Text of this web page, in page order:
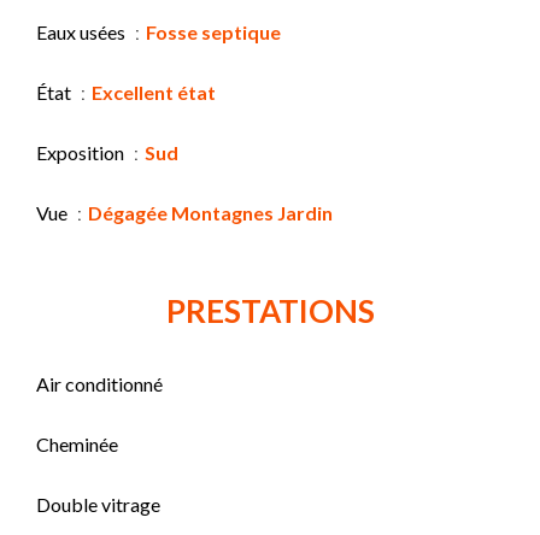
Eaux usées Fosse septique
État Excellent état
Exposition Sud
Vue Dégagée Montagnes Jardin
PRESTATIONS
Air conditionné
Cheminée
Double vitrage